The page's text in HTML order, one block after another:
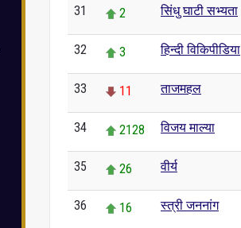
31 2 सिंधु घाटी सभ्यता
32 3 हिन्दी विकिपीडिया
33 11 ताजमहल
34 2128 विजय माल्या
35 26 वीर्य
36 16 स्त्री जननांग